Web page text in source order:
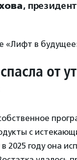
,
«Лифт в
от
с
2025 году она